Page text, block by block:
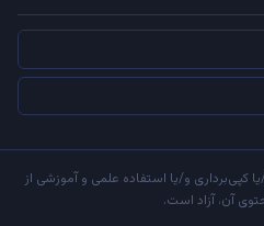
و/یا کپی‌برداری و/یا استفاده علمی و آموزشی از
آن، آزاد است.